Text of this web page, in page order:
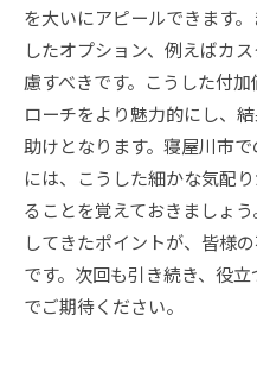
を大いにアピールできます
したオプション、例えばカ
慮すべきです。こうした付
ローチをより魅力的にし、
助けとなります。寝屋川市
には、こうした細かな気配
ることを覚えておきましょ
してきたポイントが、皆様
です。次回も引き続き、役
でご期待ください。